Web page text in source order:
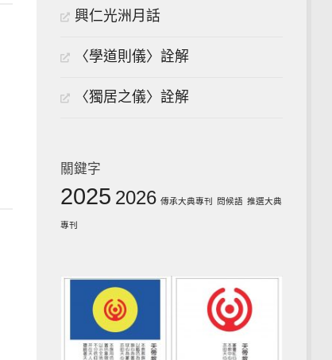
興仁光洲月話
〈學道則儀〉詮解
〈獨居之儀〉詮解
關鍵字
2025 2026 傳承大典專刊 問候語 推選大典
專刊